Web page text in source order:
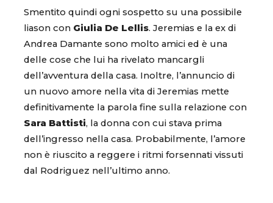
Smentito quindi ogni sospetto su una possibile
liason con Giulia De Lellis. Jeremias e la ex di
Andrea Damante sono molto amici ed è una
delle cose che lui ha rivelato mancargli
dell’avventura della casa. Inoltre, l’annuncio di
un nuovo amore nella vita di Jeremias mette
definitivamente la parola fine sulla relazione con
Sara Battisti, la donna con cui stava prima
dell’ingresso nella casa. Probabilmente, l’amore
non è riuscito a reggere i ritmi forsennati vissuti
dal Rodriguez nell’ultimo anno.